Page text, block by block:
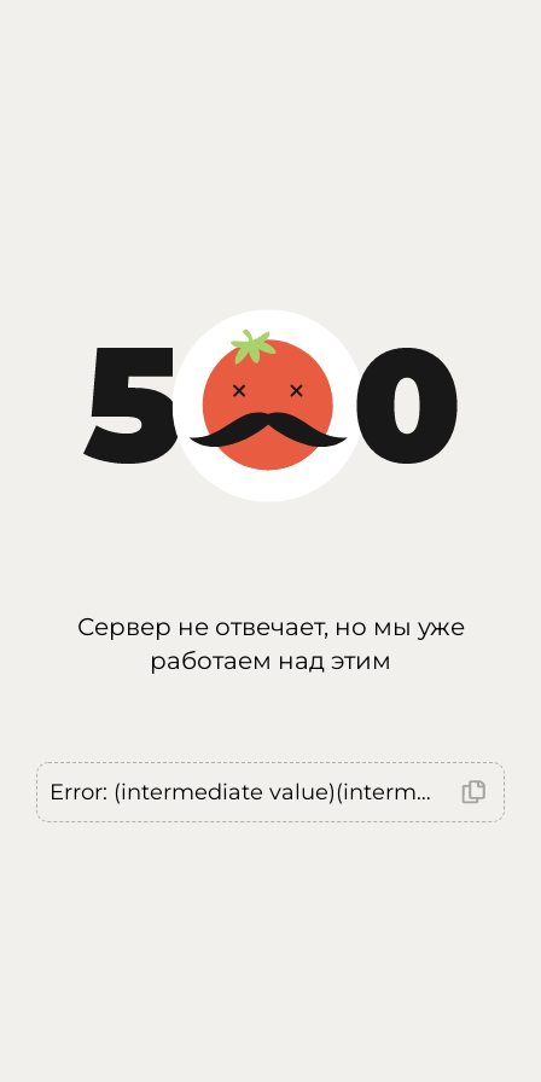
Сервер не отвечает, но мы уже
работаем над этим
Error: (intermediate value)(intermediate value)(intermediate value).replaceAll is not a function